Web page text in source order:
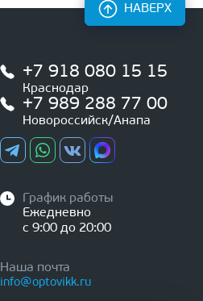
+7 918 080 15 15
Краснодар
+7 989 288 77 00
Новороссийск/Анапа
График работы
Ежедневно
с 9:00 до 20:00
Наша почта
info@optovikk.ru
НАВЕРХ